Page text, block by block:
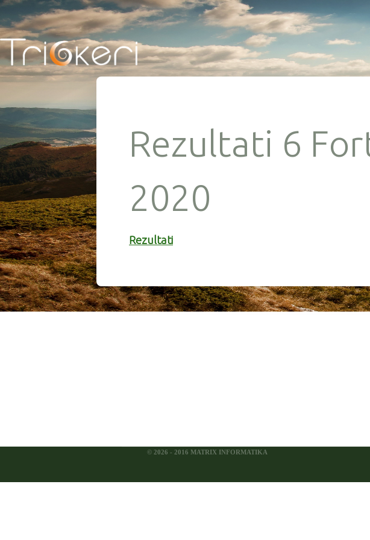
Rezultati 6
2020
Rezultati
© 2026 - 2016 MATRIX INFORMATIKA